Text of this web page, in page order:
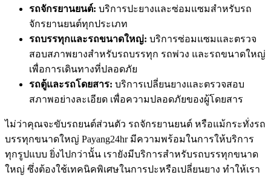
รถจักรยานยนต์: บริการปะยางและซ่อมแซมสำหรับรถ
จักรยานยนต์ทุกประเภท
รถบรรทุกและรถขนาดใหญ่: บริการซ่อมแซมและตรวจ
สอบสภาพยางสำหรับรถบรรทุก รถพ่วง และรถขนาดใหญ่
เพื่อการเดินทางที่ปลอดภัย
รถตู้และรถโดยสาร: บริการเปลี่ยนยางและตรวจสอบ
สภาพอย่างละเอียด เพื่อความปลอดภัยของผู้โดยสาร
ไม่ว่าคุณจะขับรถยนต์ส่วนตัว รถจักรยานยนต์ หรือแม้กระทั่งรถ
บรรทุกขนาดใหญ่ Payang24hr มีความพร้อมในการให้บริการ
ทุกรูปแบบ ยิ่งไปกว่านั้น เรายังมีบริการสำหรับรถบรรทุกขนาด
ใหญ่ ซึ่งต้องใช้เทคนิคพิเศษในการปะหรือเปลี่ยนยาง ทำให้เรา